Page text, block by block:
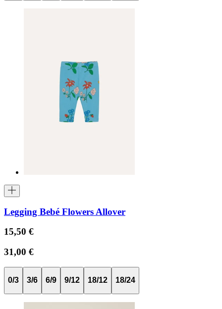
Legging Bebé Flowers Allover
15,50 €
31,00 €
0/3 3/6 6/9 9/12 18/12 18/24